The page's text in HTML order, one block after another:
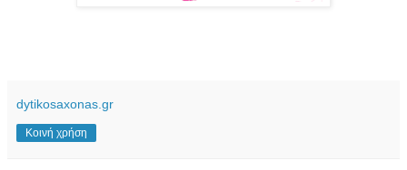
dytikosaxonas.gr
Κοινή χρήση